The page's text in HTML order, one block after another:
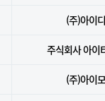
(주)아이
주식회사 아이
(주)아이